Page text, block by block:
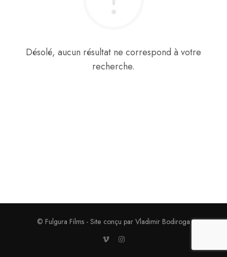
Désolé, aucun résultat ne correspond à votre
recherche.
© Fulgura Films - Site conçu par Vladimir Bodiroga